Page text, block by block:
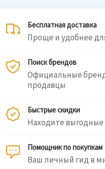
Бесплатная доставка
Проще и удобнее
Поиск брендов
Официальные
продавцы
Быстрые скидки
Находите
Помощник по покупкам
Ваш личный гид в